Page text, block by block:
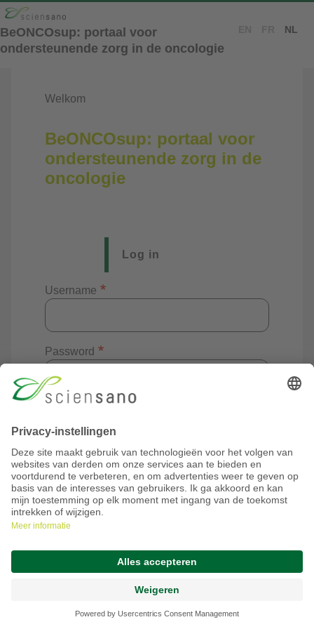
Skip to main content
BeONCOsup: portaal voor
ondersteunende zorg in de oncologie
NL
Welkom
BeONCOsup: portaal voor
ondersteunende zorg in de
oncologie
Primary
tabs
Log in
Username
Password
Log in
Request account
© Sciensano